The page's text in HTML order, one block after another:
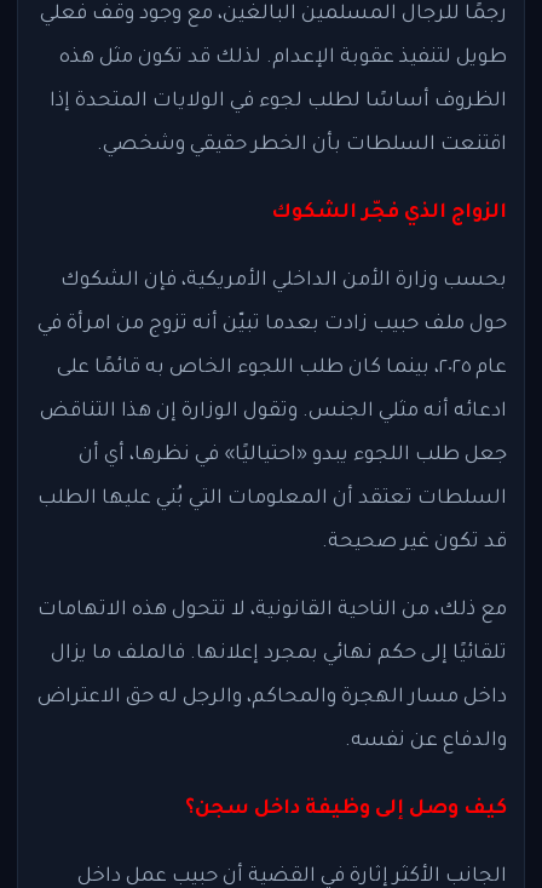
رجمًا للرجال المسلمين البالغين، مع وجود وقف فعلي
طويل لتنفيذ عقوبة الإعدام. لذلك قد تكون مثل هذه
الظروف أساسًا لطلب لجوء في الولايات المتحدة إذا
اقتنعت السلطات بأن الخطر حقيقي وشخصي.
الزواج الذي فجّر الشكوك
بحسب وزارة الأمن الداخلي الأمريكية، فإن الشكوك
حول ملف حبيب زادت بعدما تبيّن أنه تزوج من امرأة في
عام ٢٠٢٥، بينما كان طلب اللجوء الخاص به قائمًا على
ادعائه أنه مثلي الجنس. وتقول الوزارة إن هذا التناقض
جعل طلب اللجوء يبدو «احتياليًا» في نظرها، أي أن
السلطات تعتقد أن المعلومات التي بُني عليها الطلب
قد تكون غير صحيحة.
مع ذلك، من الناحية القانونية، لا تتحول هذه الاتهامات
تلقائيًا إلى حكم نهائي بمجرد إعلانها. فالملف ما يزال
داخل مسار الهجرة والمحاكم، والرجل له حق الاعتراض
والدفاع عن نفسه.
كيف وصل إلى وظيفة داخل سجن؟
الجانب الأكثر إثارة في القضية أن حبيب عمل داخل